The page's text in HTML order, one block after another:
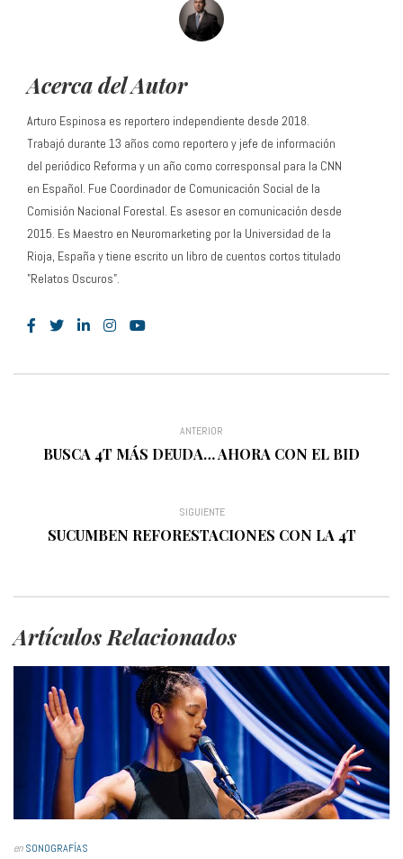
Acerca del Autor
Arturo Espinosa es reportero independiente desde 2018.
Trabajó durante 13 años como reportero y jefe de información
del periódico Reforma y un año como corresponsal para la CNN
en Español. Fue Coordinador de Comunicación Social de la
Comisión Nacional Forestal. Es asesor en comunicación desde
2015. Es Maestro en Neuromarketing por la Universidad de la
Rioja, España y tiene escrito un libro de cuentos cortos titulado
"Relatos Oscuros".
ANTERIOR
BUSCA 4T MÁS DEUDA… AHORA CON EL BID
SIGUIENTE
SUCUMBEN REFORESTACIONES CON LA 4T
Artículos Relacionados
enSONOGRAFÍAS